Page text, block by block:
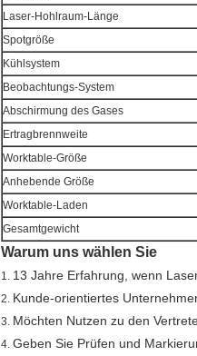
Laser-Hohlraum-Länge
Spotgröße
Kühlsystem
Beobachtungs-System
Abschirmung des Gases
Ertragbrennweite
Worktable-Größe
Anhebende Größe
Worktable-Laden
Gesamtgewicht
Warum uns wählen Sie
1. 13 Jahre Erfahrung, wenn
2. Kunde-orientiertes
3. Möchten Nutzen zu den
4. Geben Sie Prüfen und